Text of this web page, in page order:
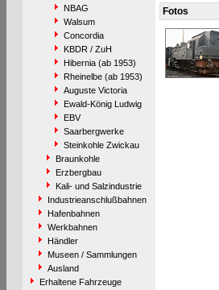
NBAG
Walsum
Concordia
KBDR / ZuH
Hibernia (ab 1953)
Rheinelbe (ab 1953)
Auguste Victoria
Ewald-König Ludwig
EBV
Saarbergwerke
Steinkohle Zwickau
Braunkohle
Erzbergbau
Kali- und Salzindustrie
Industrieanschlußbahnen
Hafenbahnen
Werkbahnen
Händler
Museen / Sammlungen
Ausland
Erhaltene Fahrzeuge
Fotos